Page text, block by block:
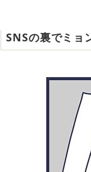
SNSの裏でミョ